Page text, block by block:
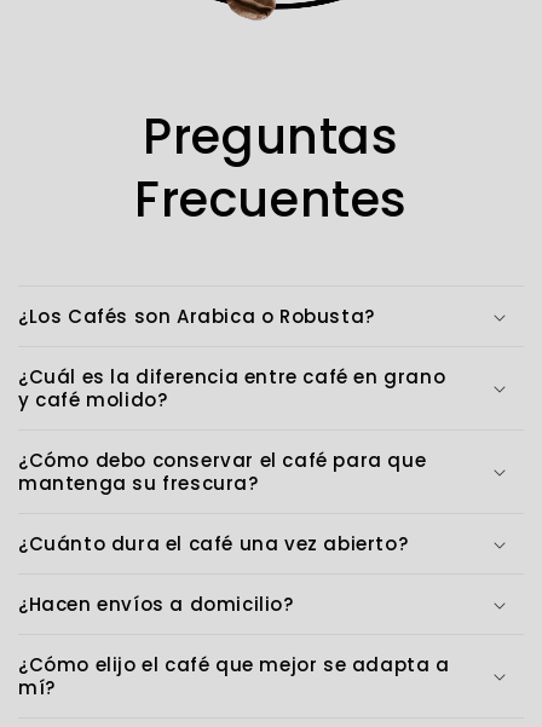
Preguntas
Frecuentes
¿Los Cafés son Arabica o Robusta?
¿Cuál es la diferencia entre café en grano
y café molido?
¿Cómo debo conservar el café para que
mantenga su frescura?
¿Cuánto dura el café una vez abierto?
¿Hacen envíos a domicilio?
¿Cómo elijo el café que mejor se adapta a
mí?